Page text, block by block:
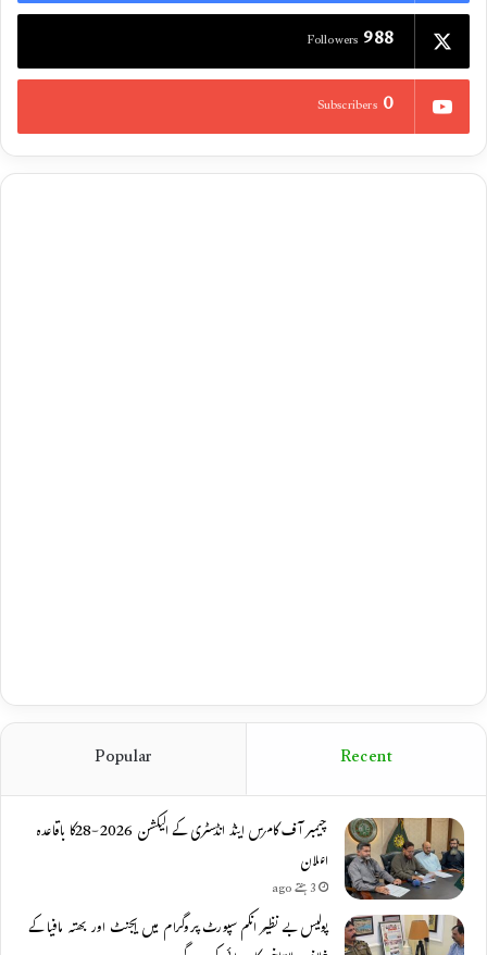
988
Followers
0
Subscribers
Recent
Popular
چیمبر آف کامرس اینڈ انڈسٹری کے الیکشن 2026-28کا باقاعدہ
اعلان
3 ہفتے ago
پولیس بے نظیر انکم سپورٹ پروگرام میں ایجنٹ اور بھتہ مافیا کے